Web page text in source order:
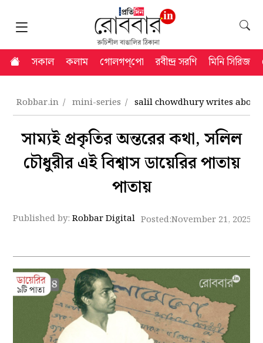
সকাল কলাম গোলগপ্‌পো রবীন্দ্র সরণি মিনি সিরিজ
Robbar.in mini-series salil chowdhury writes
সাম্যই প্রকৃতির অন্তরের কথা, সলিল
চৌধুরীর এই বিশ্বাস ডায়েরির পাতায়
পাতায়
Published by:Robbar Digital Posted:November 21, 2025